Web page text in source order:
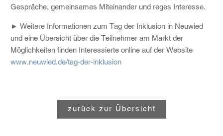
Gespräche, gemeinsames Miteinander und reges Interesse.
► Weitere Informationen zum Tag der Inklusion in Neuwied
und eine Übersicht über die Teilnehmer am Markt der
Möglichkeiten finden Interessierte online auf der Website
www.neuwied.de/tag-der-inklusion
zurück zur Übersicht